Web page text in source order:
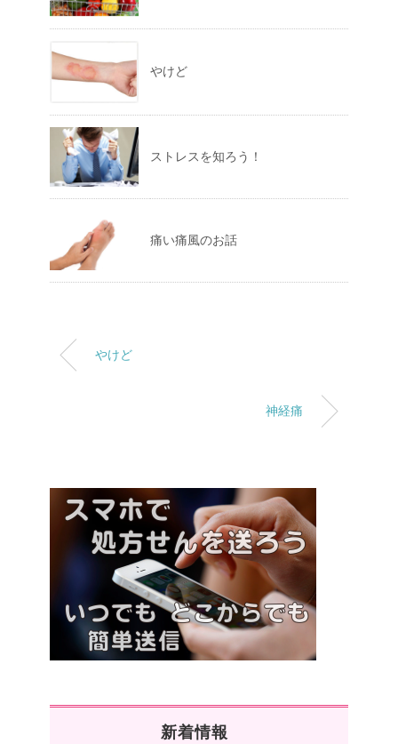
やけど
ストレスを知ろう！
痛い痛風のお話
やけど
神経痛
新着情報